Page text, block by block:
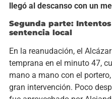
llegó al descanso con un
Segunda parte:
sentencia local
En la reanudación, el
temprana en el minuto 47,
mano a mano con el
gran intervención. Poco